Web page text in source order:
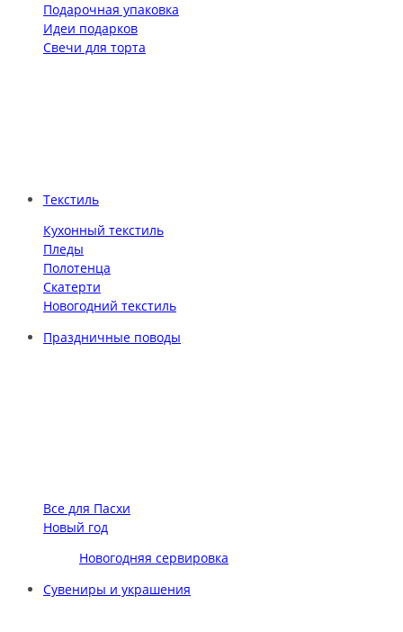
Подарочная упаковка
Идеи подарков
Свечи для торта
Текстиль
Кухонный текстиль
Пледы
Полотенца
Скатерти
Новогодний текстиль
Праздничные поводы
Все для Пасхи
Новый год
Новогодняя сервировка
Сувениры и украшения